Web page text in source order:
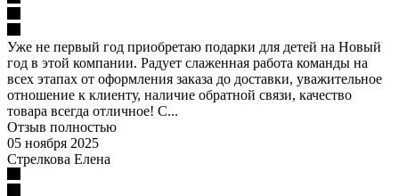
Уже не первый год приобретаю подарки для детей на Новый
год в этой компании. Радует слаженная работа команды на
всех этапах от оформления заказа до доставки, уважительное
отношение к клиенту, наличие обратной связи, качество
товара всегда отличное! С...
Отзыв полностью
05 ноября 2025
Стрелкова Елена